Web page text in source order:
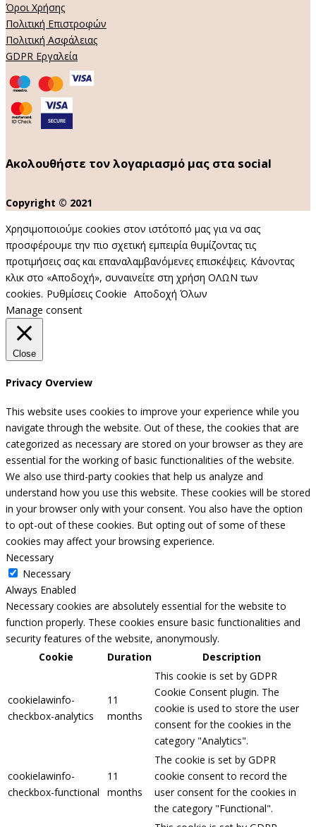
Όροι Χρήσης
Πολιτική Επιστροφών
Πολιτική Ασφάλειας
GDPR Εργαλεία
Ακολουθήστε τον λογαριασμό μας στα social
Copyright © 2021
Χρησιμοποιούμε cookies στον ιστότοπό μας για να σας
προσφέρουμε την πιο σχετική εμπειρία θυμίζοντας τις
προτιμήσεις σας και επαναλαμβανόμενες επισκέψεις. Κάνοντας
κλικ στο «Αποδοχή», συναινείτε στη χρήση ΟΛΩΝ των
cookies. Ρυθμίσεις Cookie Αποδοχή Όλων
Manage consent
Close
Privacy Overview
This website uses cookies to improve your experience while you
navigate through the website. Out of these, the cookies that are
categorized as necessary are stored on your browser as they are
essential for the working of basic functionalities of the website.
We also use third-party cookies that help us analyze and
understand how you use this website. These cookies will be stored
in your browser only with your consent. You also have the option
to opt-out of these cookies. But opting out of some of these
cookies may affect your browsing experience.
Necessary
Necessary
Always Enabled
Necessary cookies are absolutely essential for the website to
function properly. These cookies ensure basic functionalities and
security features of the website, anonymously.
Cookie
Duration Description
cookielawinfo-
checkbox-analytics
11
months
This cookie is set by GDPR
Cookie Consent plugin. The
cookie is used to store the user
consent for the cookies in the
category "Analytics".
cookielawinfo-
checkbox-functional
11
months
The cookie is set by GDPR
cookie consent to record the
user consent for the cookies in
the category "Functional".